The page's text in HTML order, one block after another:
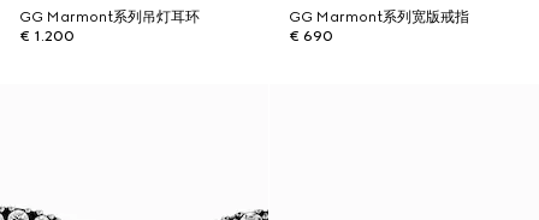
GG Marmont系列吊灯耳环
€ 1.200
GG Marmont系列宽版戒指
€ 690